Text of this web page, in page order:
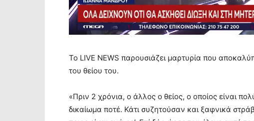
Το LIVE NEWS παρουσιάζει μαρτυρία που
του θείου του.
«Πριν 2 χρόνια, ο άλλος ο θείος, ο οποίος είναι
δικαίωμα ποτέ. Κάτι συζητούσαν και ξαφνικά